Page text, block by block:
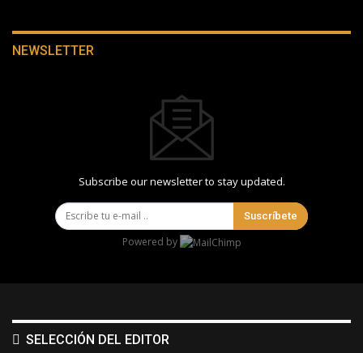
NEWSLETTER
Subscribe our newsletter to stay updated.
Suscríbete
Powered by
SELECCIÓN DEL EDITOR